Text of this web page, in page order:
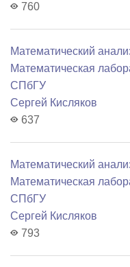
760
Математический
Математичеcкая
СПбГУ
Сергей Кисляков
637
Математический
Математичеcкая
СПбГУ
Сергей Кисляков
793